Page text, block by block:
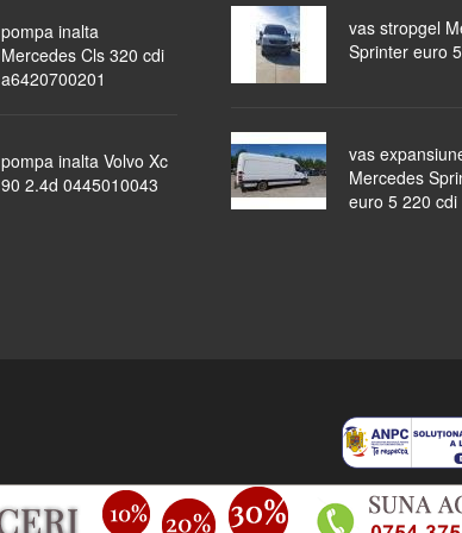
pompa inalta
Mercedes Cls 320 cdi
a6420700201
pompa inalta Volvo Xc
90 2.4d 0445010043
vas stropgel
Sprinter euro
vas
Mercedes
euro 5 220 cdi
piese auto masini dezmembrate ocazii lichidari